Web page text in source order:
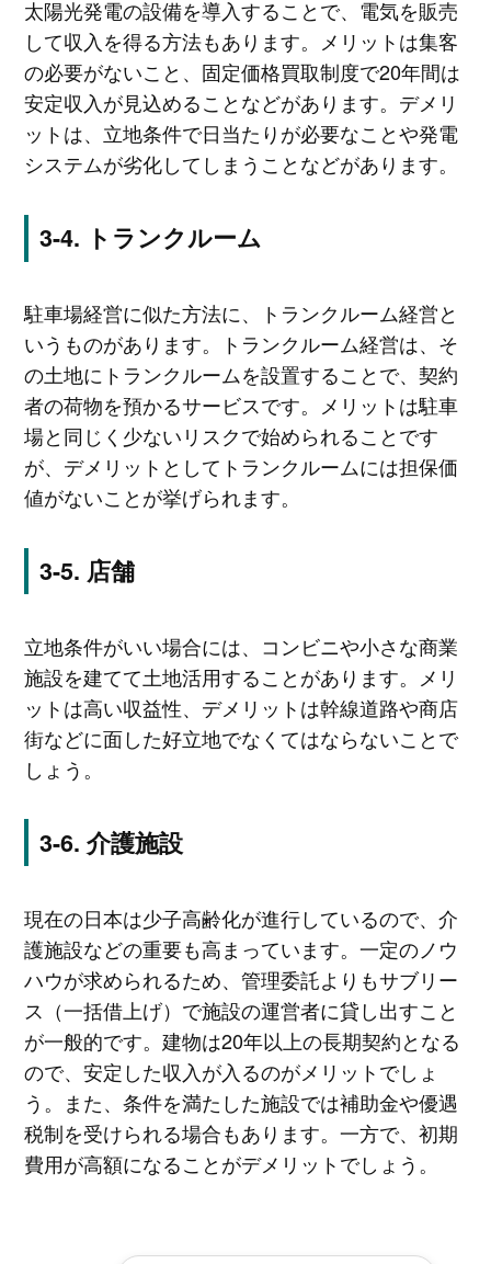
太陽光発電の設備を導入することで、電気を販売
して収入を得る方法もあります。メリットは集客
の必要がないこと、固定価格買取制度で20年間は
安定収入が見込めることなどがあります。デメリ
ットは、立地条件で日当たりが必要なことや発電
システムが劣化してしまうことなどがあります。
トランクルーム
駐車場経営に似た方法に、トランクルーム経営と
いうものがあります。トランクルーム経営は、そ
の土地にトランクルームを設置することで、契約
者の荷物を預かるサービスです。メリットは駐車
場と同じく少ないリスクで始められることです
が、デメリットとしてトランクルームには担保価
値がないことが挙げられます。
店舗
立地条件がいい場合には、コンビニや小さな商業
施設を建てて土地活用することがあります。メリ
ットは高い収益性、デメリットは幹線道路や商店
街などに面した好立地でなくてはならないことで
しょう。
介護施設
現在の日本は少子高齢化が進行しているので、介
護施設などの重要も高まっています。一定のノウ
ハウが求められるため、管理委託よりもサブリー
ス（一括借上げ）で施設の運営者に貸し出すこと
が一般的です。建物は20年以上の長期契約となる
ので、安定した収入が入るのがメリットでしょ
う。また、条件を満たした施設では補助金や優遇
税制を受けられる場合もあります。一方で、初期
費用が高額になることがデメリットでしょう。